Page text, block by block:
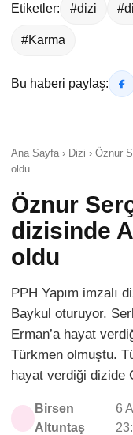
Etiketler: #dizi
#Karma
Bu haberi paylaş:
Ana Sayfa › Dizi › Öznur
oldu
Öznur
dizisinde
oldu
PPH Yapım imzalı
Baykul oturuyor.
Erman’a hayat
Türkmen olmuştu.
hayat verdiği dizide
Birsen
Altuntaş
6